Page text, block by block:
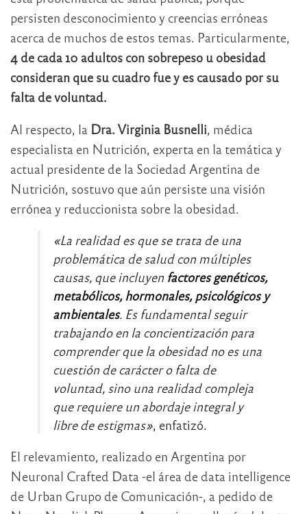
persisten desconocimiento y creencias erróneas
acerca de muchos de estos temas. Particularmente,
4 de cada 10 adultos con sobrepeso u obesidad
consideran que su cuadro fue y es causado por su
falta de voluntad.
Al respecto, la Dra. Virginia Busnelli, médica
especialista en Nutrición, experta en la temática y
actual presidente de la Sociedad Argentina de
Nutrición, sostuvo que aún persiste una visión
errónea y reduccionista sobre la obesidad.
«La realidad es que se trata de una
problemática de salud con múltiples
causas, que incluyen factores genéticos,
metabólicos, hormonales, psicológicos y
ambientales. Es fundamental seguir
trabajando en la concientización para
comprender que la obesidad no es una
cuestión de carácter o falta de
voluntad, sino una realidad compleja
que requiere un abordaje integral y
libre de estigmas», enfatizó.
El relevamiento, realizado en Argentina por
Neuronal Crafted Data -el área de data intelligence
de Urban Grupo de Comunicación-, a pedido de